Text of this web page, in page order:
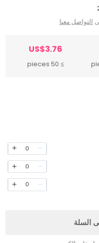
التواصل معنا
US$3.76
≥ 50 pieces
0
0
0
السلة